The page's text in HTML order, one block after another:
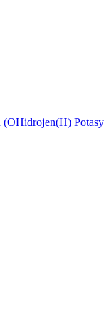
(OHidrojen(H)